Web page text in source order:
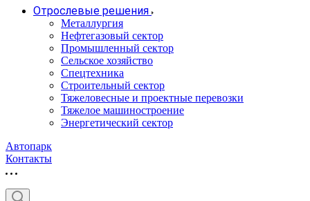
Отрослевые решения
Металлургия
Нефтегазовый сектор
Промышленный сектор
Сельское хозяйство
Спецтехника
Строительный сектор
Тяжеловесные и проектные перевозки
Тяжелое машиностроение
Энергетический сектор
Автопарк
Контакты